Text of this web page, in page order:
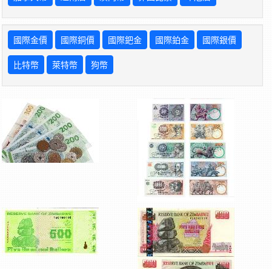
國際金價 國際銅價 國際鈀金 國際鉑金 國際銀價
比特幣 萊特幣 狗幣